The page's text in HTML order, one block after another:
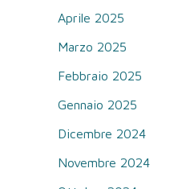
Aprile 2025
Marzo 2025
Febbraio 2025
Gennaio 2025
Dicembre 2024
Novembre 2024